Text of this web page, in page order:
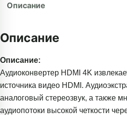
Описание
Описание
Описание:
Аудиоконвертер HDMI 4K
источника видео HDMI.
аналоговый стереозвук, а также
аудиопотоки высокой четкости